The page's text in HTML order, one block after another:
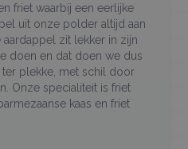
friet waarbij een eerlijke
uit onze polder altijd aan
aardappel zit lekker in zijn
doen en dat doen we dus
ter plekke, met schil door
Onze specialiteit is friet
kaas en friet